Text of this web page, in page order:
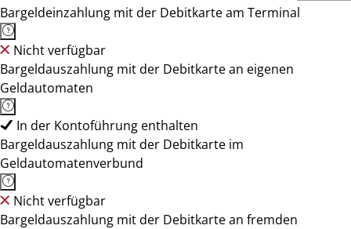
Bargeldeinzahlung mit der Debitkarte am Terminal
Nicht verfügbar
Bargeldauszahlung mit der Debitkarte an eigenen
Geldautomaten
In der Kontoführung enthalten
Bargeldauszahlung mit der Debitkarte im
Geldautomatenverbund
Nicht verfügbar
Bargeldauszahlung mit der Debitkarte an fremden